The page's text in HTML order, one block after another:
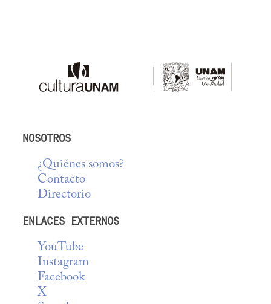
NOSOTROS
¿Quiénes somos?
Contacto
Directorio
ENLACES EXTERNOS
YouTube
Instagram
Facebook
X